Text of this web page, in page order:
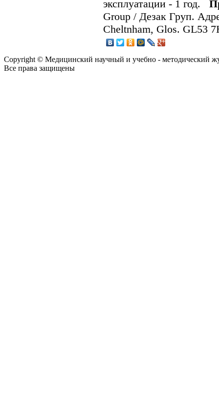
эксплуатации - 1 год.
Group / Дезак Груп.
Cheltnham, Glos. GL53
Copyright © Медицинский научный и учебно - методический
Все права защищены